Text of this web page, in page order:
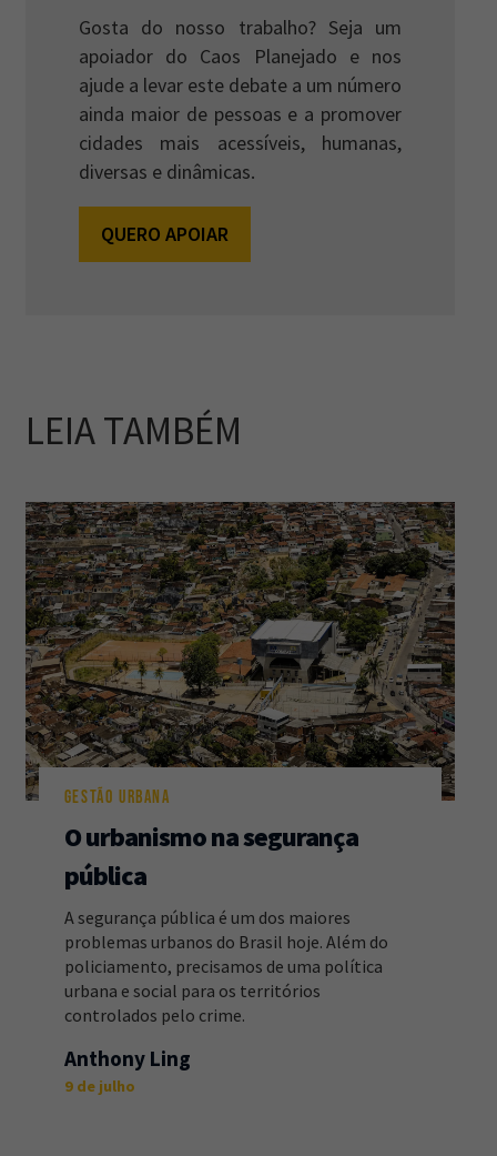
Gosta do nosso trabalho? Seja um
apoiador do Caos Planejado e nos
ajude a levar este debate a um número
ainda maior de pessoas e a promover
cidades mais acessíveis, humanas,
diversas e dinâmicas.
QUERO APOIAR
LEIA TAMBÉM
GESTÃO URBANA
O urbanismo na segurança
pública
A segurança pública é um dos maiores
problemas urbanos do Brasil hoje. Além do
policiamento, precisamos de uma política
urbana e social para os territórios
controlados pelo crime.
Anthony Ling
9 de julho